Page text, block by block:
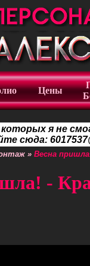
Цены
я не
сюда:
» Весна
-